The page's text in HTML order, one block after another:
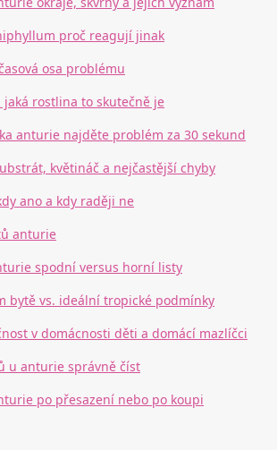
proč reagují jinak
osa problému
rostlina to skutečně je
anturie najděte problém za 30 sekund
květináč a nejčastější chyby
ano a kdy raději ne
anturie
spodní versus horní listy
bytě vs. ideální tropické podmínky
v domácnosti děti a domácí mazlíčci
u anturie správně číst
po přesazení nebo po koupi